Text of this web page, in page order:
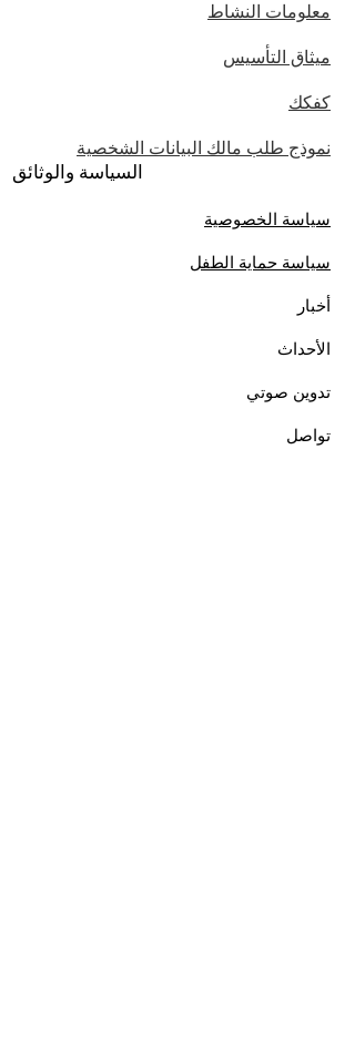
معلومات النشاط
ميثاق التأسيس
كفكك
نموذج طلب مالك البيانات الشخصية
السياسة والوثائق
سياسة الخصوصية
سياسة حماية الطفل
أخبار
الأحداث
تدوين صوتي
تواصل